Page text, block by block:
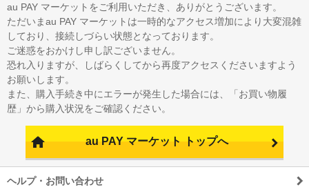
au PAY マーケットをご利用いただき、ありがとうございます。
ただいまau PAY マーケットは一時的なアクセス増加により大変混雑
しており、接続しづらい状態となっております。
ご迷惑をおかけし申し訳ございません。
恐れ入りますが、しばらくしてから再度アクセスくださいますよう
お願いします。
また、購入手続き中にエラーが発生した場合には、「お買い物履
歴」から購入状況をご確認ください。
au PAY マーケット トップへ
ヘルプ・お問い合わせ